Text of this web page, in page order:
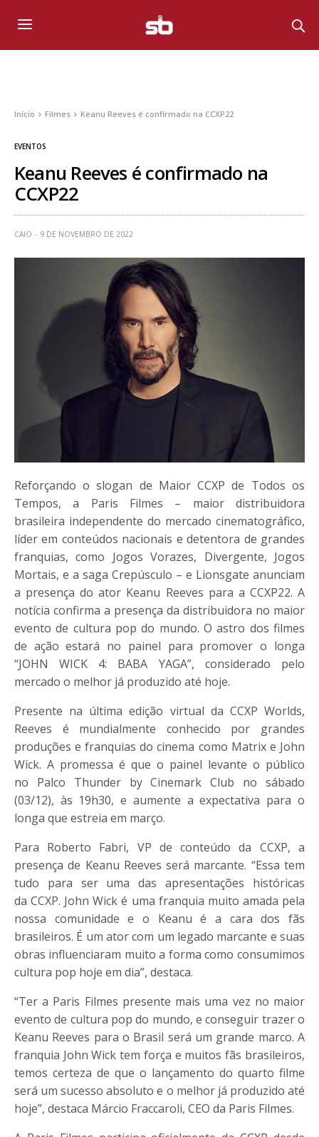
Início Filmes Keanu Reeves é confirmado na CCXP22
EVENTOS
Keanu Reeves é confirmado na
CCXP22
CAIO 9 DE NOVEMBRO DE 2022
Reforçando o slogan de MaiorCCXP de Todos os
Tempos, a Paris Filmes – maior distribuidora
brasileira independente do mercado cinematográfico,
líder em conteúdos nacionais e detentora de grandes
franquias, como Jogos Vorazes, Divergente, Jogos
Mortais, e a saga Crepúsculo – e Lionsgate anunciam
a presença do ator Keanu Reeves para a CCXP22. A
notícia confirma a presença da distribuidora no maior
evento de cultura pop do mundo. O astro dos filmes
de ação estará no painel para promover o longa
“JOHN WICK 4: BABA YAGA”, considerado pelo
mercado o melhor já produzido até hoje.
Presente na última edição virtual da CCXP Worlds,
Reeves é mundialmente conhecido por grandes
produções e franquias do cinema como Matrix e John
Wick. A promessa é que o painel levante o público
no Palco Thunder by Cinemark Club no sábado
(03/12), às 19h30, e aumente a expectativa para o
longa que estreia em março.
Para Roberto Fabri, VP de conteúdo da CCXP, a
presença de Keanu Reeves será marcante. “Essa tem
tudo para ser uma das apresentações históricas
daCCXP. John Wick é uma franquia muito amada pela
nossa comunidade e o Keanu é a cara dos fãs
brasileiros. É um ator com um legado marcante e suas
obras influenciaram muito a forma como consumimos
cultura pop hoje em dia”, destaca.
“Ter a Paris Filmes presente mais uma vez no maior
evento de cultura pop do mundo, e conseguir trazer o
Keanu Reeves para o Brasil será um grande marco. A
franquia John Wick tem força e muitos fãs brasileiros,
temos certeza de que o lançamento do quarto filme
será um sucesso absoluto e o melhor já produzido até
hoje”, destaca Márcio Fraccaroli, CEO da Paris Filmes.